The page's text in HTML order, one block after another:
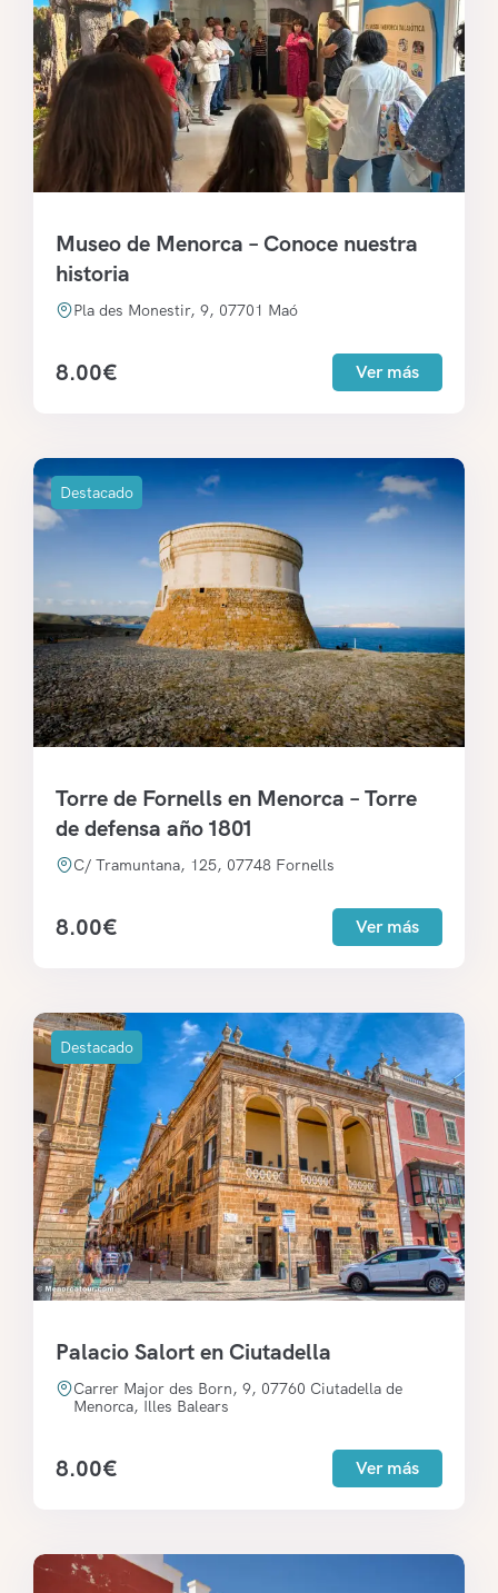
Museo de Menorca – Conoce nuestra
historia
Pla des Monestir, 9, 07701 Maó
8.00€ Ver más
Destacado
Torre de Fornells en Menorca – Torre
de defensa año 1801
C/ Tramuntana, 125, 07748 Fornells
8.00€ Ver más
Destacado
Palacio Salort en Ciutadella
Carrer Major des Born, 9, 07760 Ciutadella de
Menorca, Illes Balears
8.00€ Ver más